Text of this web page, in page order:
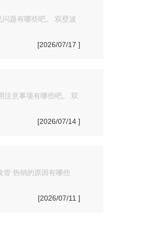
题有哪些吧。 双壁波
[2026/07/17 ]
注意事项有哪些吧。 双
[2026/07/14 ]
管 热销的原因有哪些
[2026/07/11 ]